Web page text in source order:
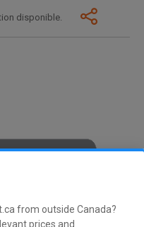
from outside Canada?
prices and
disponible.